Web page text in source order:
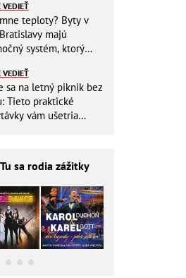
VEDIEŤ
teploty? Byty v
majú
systém, ktorý
VEDIEŤ
sa na letný piknik bez
Tieto praktické
vám ušetria
sa rodia zážitky